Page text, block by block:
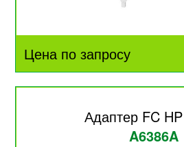
Цена по запросу
Адаптер FC
A6386A